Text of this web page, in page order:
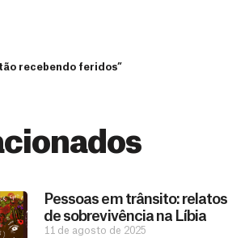
recebendo feridos”
Pessoas em trânsito: relatos
de sobrevivência na Líbia
11 de agosto de 2025